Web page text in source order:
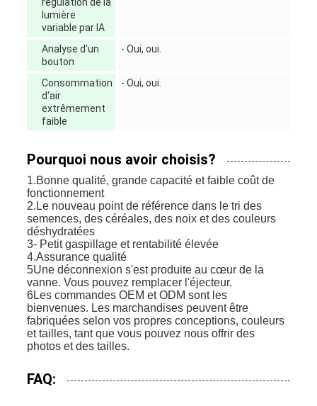
régulation de la
lumière
variable par IA
Analyse d'un
bouton
- Oui, oui.
Consommation
d'air
extrêmement
faible
- Oui, oui.
Pourquoi nous avoir choisis?
1.Bonne qualité, grande capacité et faible coût de
fonctionnement
2.Le nouveau point de référence dans le tri des
semences, des céréales, des noix et des couleurs
déshydratées
3- Petit gaspillage et rentabilité élevée
4.Assurance qualité
5Une déconnexion s'est produite au cœur de la
vanne. Vous pouvez remplacer l'éjecteur.
6Les commandes OEM et ODM sont les
bienvenues. Les marchandises peuvent être
fabriquées selon vos propres conceptions, couleurs
et tailles, tant que vous pouvez nous offrir des
photos et des tailles.
FAQ: